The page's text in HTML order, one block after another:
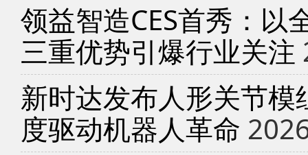
领益智造CES首秀：以
三重优势引爆行业关注
新时达发布人形关节
度驱动机器人革命